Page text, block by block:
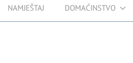
NAMJEŠTAJ DOMAĆINSTVO